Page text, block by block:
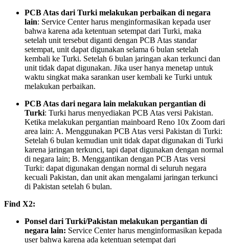
PCB Atas dari Turki melakukan perbaikan di negara
lain: Service Center harus menginformasikan kepada user
bahwa karena ada ketentuan setempat dari Turki, maka
setelah unit tersebut diganti dengan PCB Atas standar
setempat, unit dapat digunakan selama 6 bulan setelah
kembali ke Turki. Setelah 6 bulan jaringan akan terkunci dan
unit tidak dapat digunakan. Jika user hanya menetap untuk
waktu singkat maka sarankan user kembali ke Turki untuk
melakukan perbaikan.
PCB Atas dari negara lain melakukan pergantian di
Turki: Turki harus menyediakan PCB Atas versi Pakistan.
Ketika melakukan pergantian mainboard Reno 10x Zoom dari
area lain: A. Menggunakan PCB Atas versi Pakistan di Turki:
Setelah 6 bulan kemudian unit tidak dapat digunakan di Turki
karena jaringan terkunci, tapi dapat digunakan dengan normal
di negara lain; B. Menggantikan dengan PCB Atas versi
Turki: dapat digunakan dengan normal di seluruh negara
kecuali Pakistan, dan unit akan mengalami jaringan terkunci
di Pakistan setelah 6 bulan.
Find X2:
Ponsel dari Turki/Pakistan melakukan pergantian di
negara lain: Service Center harus menginformasikan kepada
user bahwa karena ada ketentuan setempat dari